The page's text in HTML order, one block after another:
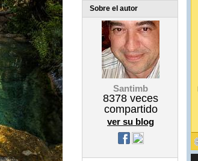
Sobre el autor
Santimb
8378 veces
compartido
ver su blog